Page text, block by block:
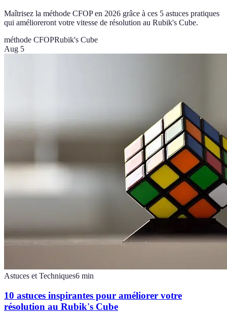
Maîtrisez la méthode CFOP en 2026 grâce à ces 5 astuces pratiques
qui amélioreront votre vitesse de résolution au Rubik's Cube.
méthode CFOPRubik's Cube
Aug 5
Astuces et Techniques6 min
10 astuces inspirantes pour améliorer votre
résolution au Rubik's Cube